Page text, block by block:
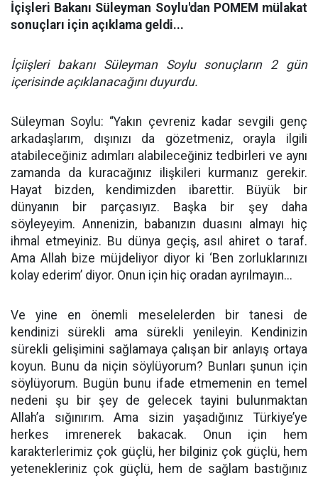
İçişleri Bakanı Süleyman Soylu'dan POMEM mülakat
sonuçları için açıklama geldi...
İçiişleri bakanı Süleyman Soylu sonuçların 2 gün
içerisinde açıklanacağını duyurdu.
Süleyman Soylu: “Yakın çevreniz kadar sevgili genç
arkadaşlarım, dışınızı da gözetmeniz, orayla ilgili
atabileceğiniz adımları alabileceğiniz tedbirleri ve aynı
zamanda da kuracağınız ilişkileri kurmanız gerekir.
Hayat bizden, kendimizden ibarettir. Büyük bir
dünyanın bir parçasıyız. Başka bir şey daha
söyleyeyim. Annenizin, babanızın duasını almayı hiç
ihmal etmeyiniz. Bu dünya geçiş, asıl ahiret o taraf.
Ama Allah bize müjdeliyor diyor ki ‘Ben zorluklarınızı
kolay ederim’ diyor. Onun için hiç oradan ayrılmayın...
Ve yine en önemli meselelerden bir tanesi de
kendinizi sürekli ama sürekli yenileyin. Kendinizin
sürekli gelişimini sağlamaya çalışan bir anlayış ortaya
koyun. Bunu da niçin söylüyorum? Bunları şunun için
söylüyorum. Bugün bunu ifade etmemenin en temel
nedeni şu bir şey de gelecek tayini bulunmaktan
Allah’a sığınırım. Ama sizin yaşadığınız Türkiye’ye
herkes imrenerek bakacak. Onun için hem
karakterlerimiz çok güçlü, her bilginiz çok güçlü, hem
yetenekleriniz çok güçlü, hem de sağlam bastığınız